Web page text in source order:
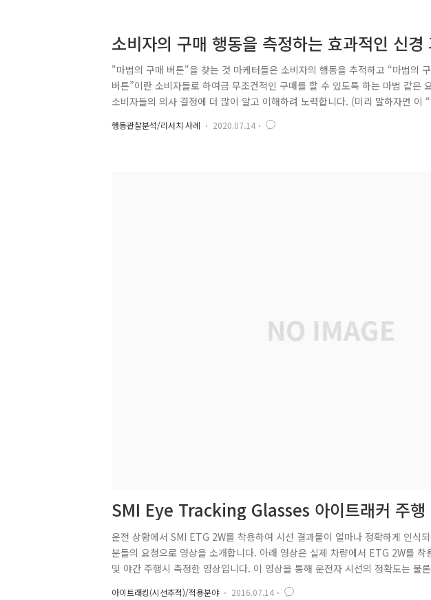
소비자의 구매 행동을 측정하는 효과적인 신경
"마법의 구매 버튼"을 찾는 것 마케터들은 소비자의 행동을 추적하고 “마법의
버튼”이란 소비자들로 하여금 무조건적인 구매를 할 수 있도록 하는 마법 같은
소비자들의 의사 결정에 더 많이 알고 이해하려 노력합니다. (미리 말하자면 이
지 않습니다.) 슬로바키아의 연구자들은 소비자들의 의사 결정 과정은 훨씬 더
트는 그들의 연구에 대해 자세히 설명하고 있으며, 어떻게 신경과학 도구가 소비
행동관찰분석/리서치 사례 2020.07.14
SMI Eye Tracking Glasses 아이트래커 주행
운전 상황에서 SMI ETG 2W를 착용하여 시선 결과물이 얼마나 정확하게 인식
분들의 요청으로 영상을 소개합니다. 아래 영상은 실제 차량에서 ETG 2W를 착
및 야간 주행시 측정한 영상입니다. 이 영상을 통해 운전자 시선의 정확도는 물
는 영상 품질, 마이크 성능까지 확인할 수 있으리라 생각합니다. 1. 주간 주행 영
아이트래킹(시선추적)/적용분야 2016.07.14